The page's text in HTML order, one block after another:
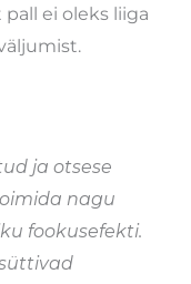
ei oleks liiga
ja otsese
nagu
fookusefekti.